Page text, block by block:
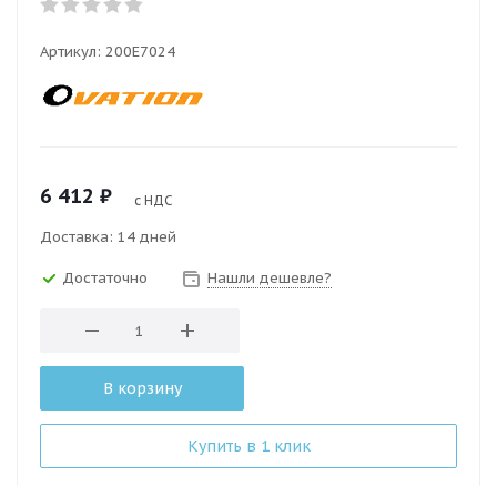
Артикул: 200E7024
6 412 ₽ с НДС
Доставка: 14 дней
Достаточно Нашли дешевле?
В корзину
Купить в 1 клик